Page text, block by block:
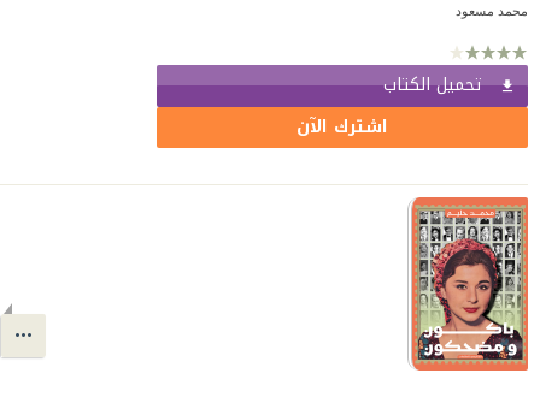
محمد مسعود
تحميل الكتاب
اشترك الآن